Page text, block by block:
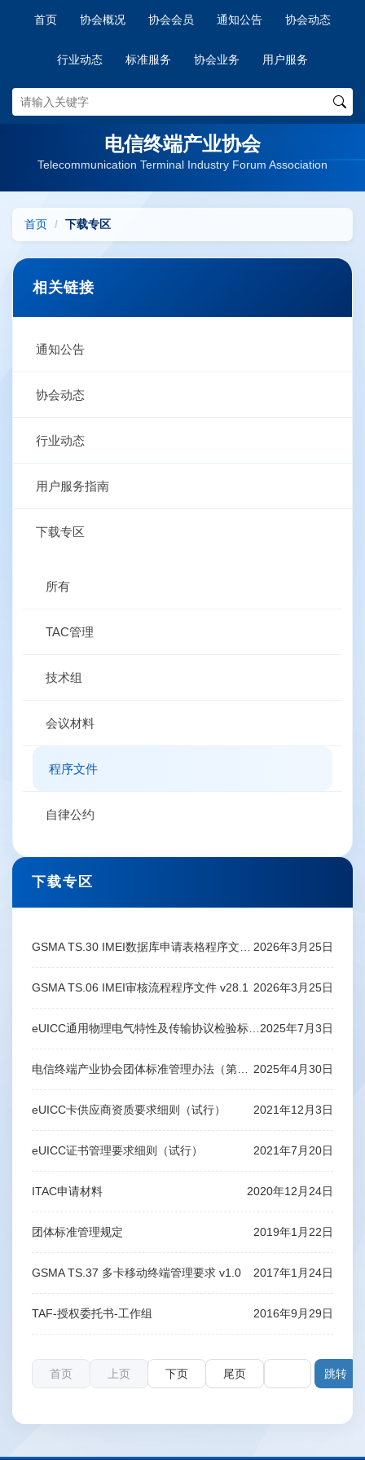
首页 协会概况 协会会员 通知公告 协会动态
行业动态 标准服务 协会业务 用户服务
电信终端产业协会
Telecommunication Terminal Industry Forum Association
首页 下载专区
相关链接
通知公告
协会动态
行业动态
用户服务指南
下载专区
所有
TAC管理
技术组
会议材料
程序文件
自律公约
下载专区
2026年3月25日
GSMA TS.06 IMEI审核流程程序文件 v28.1 2026年3月25日
2025年7月3日
2025年4月30日
eUICC卡供应商资质要求细则（试行） 2021年12月3日
eUICC证书管理要求细则（试行） 2021年7月20日
ITAC申请材料 2020年12月24日
团体标准管理规定 2019年1月22日
GSMA TS.37 多卡移动终端管理要求 v1.0 2017年1月24日
TAF-授权委托书-工作组 2016年9月29日
首页 上页 下页 尾页